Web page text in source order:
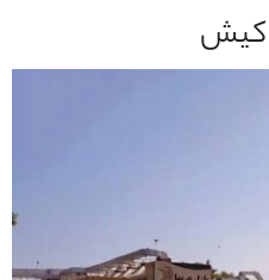
کیش